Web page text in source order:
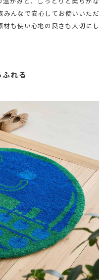
みんなで安心してお使いいただ
材も使い心地の良さも大切にし
れる